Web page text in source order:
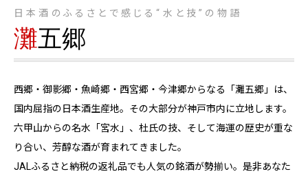
日本酒のふるさとで感じる“水と技”の物語
灘五郷
西郷・御影郷・魚崎郷・西宮郷・今津郷からなる「灘五郷」は、
国内屈指の日本酒生産地。その大部分が神戸市内に立地します。
六甲山からの名水「宮水」、杜氏の技、そして海運の歴史が重な
り合い、芳醇な酒が育まれてきました。
JALふるさと納税の返礼品でも人気の銘酒が勢揃い。是非あなた